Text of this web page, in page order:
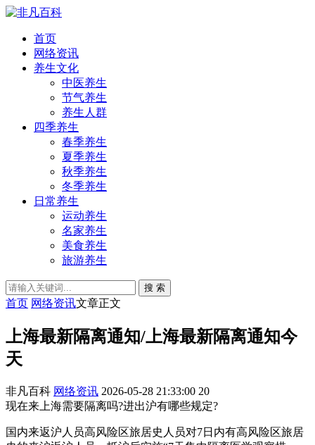
首页
网络资讯
养生文化
中医养生
节气养生
养生人群
四季养生
春季养生
夏季养生
秋季养生
冬季养生
日常养生
运动养生
名家养生
美食养生
旅游养生
搜 索
首页 网络资讯文章正文
上海最新隔离通知/上海最新隔离通知今
天
非凡百科 网络资讯 2026-05-28 21:33:00 20
现在来上海需要隔离吗?进出沪有哪些规定?
国内来返沪人员高风险区旅居史人员对7日内有高风险区旅居